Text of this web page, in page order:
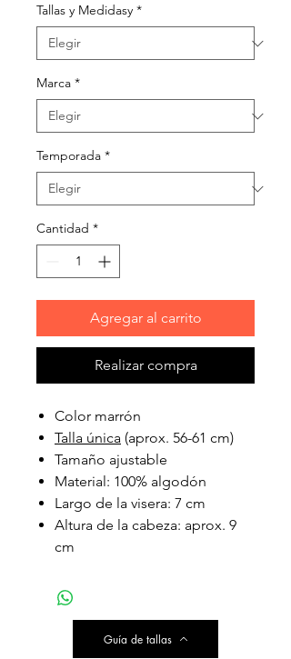
Tallas y Medidasy *
Marca *
Temporada *
Cantidad *
Agregar al carrito
Realizar compra
Color marrón
Talla única (aprox. 56-61 cm)
Tamaño ajustable
Material: 100% algodón
Largo de la visera: 7 cm
Altura de la cabeza: aprox. 9
cm
Guía de tallas